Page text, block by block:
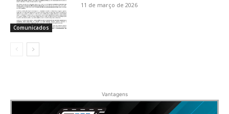
Comunicados
11 de março de 2026
Vantagens